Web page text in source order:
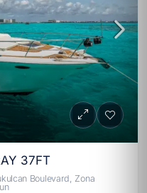
37FT
Boulevard, Zona